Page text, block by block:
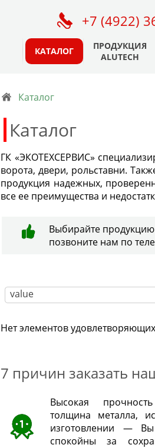
+7 (4922)
КАТАЛОГ
ПРОДУКЦИЯ
ALUTECH
Каталог
Каталог
ГК «ЭКОТЕХСЕРВИС»
ворота, двери, рольставни.
продукция надежных,
все ее преимущества и
Выбирайте
позвоните нам по
Нет элементов
7 причин заказать
Высокая
толщина металла,
изготовлении —
спокойны за